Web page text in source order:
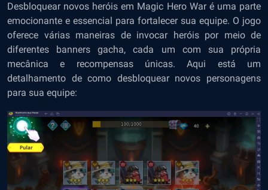
Desbloquear novos heróis em Magic Hero War é uma parte
emocionante e essencial para fortalecer sua equipe. O jogo
oferece várias maneiras de invocar heróis por meio de
diferentes banners gacha, cada um com sua própria
mecânica e recompensas únicas. Aqui está um
detalhamento de como desbloquear novos personagens
para sua equipe: